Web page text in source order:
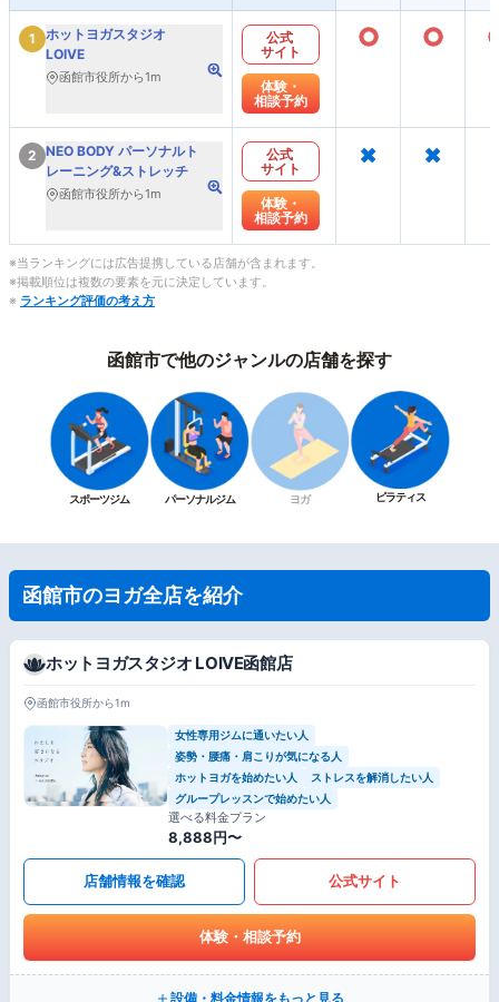
1
ホットヨガスタジオ
LOIVE
函館市役所から1m
公式
サイト
体験・
相談予約
○ ○
2 NEO BODY パーソナルト
レーニング&ストレッチ
函館市役所から1m
公式
サイト
体験・
相談予約
× ×
※当ランキングには広告提携している店舗が含まれます。
※掲載順位は複数の要素を元に決定しています。
※ ランキング評価の考え方
函館市で他のジャンルの店舗を探す
スポーツジム パーソナルジム ヨガ ピラティス
函館市のヨガ全店を紹介
ホットヨガスタジオ LOIVE函館店
函館市役所から1m
女性専用ジムに通いたい人
姿勢・腰痛・肩こりが気になる人
ホットヨガを始めたい人
ストレスを解消したい人
グループレッスンで始めたい人
選べる料金プラン
8,888円〜
店舗情報を確認 公式サイト
体験・相談予約
設備・料金情報をもっと見る